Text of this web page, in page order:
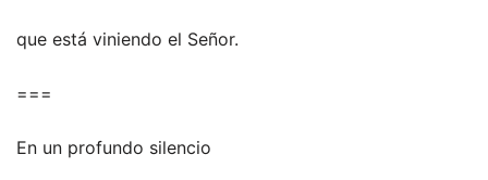
que está viniendo el Señor.
===
En un profundo silencio